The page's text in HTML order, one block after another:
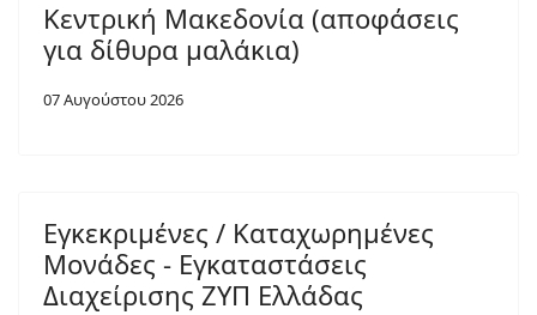
Κεντρική Μακεδονία (αποφάσεις
για δίθυρα μαλάκια)
07 Αυγούστου 2026
Εγκεκριμένες / Καταχωρημένες
Μονάδες - Εγκαταστάσεις
Διαχείρισης ΖΥΠ Ελλάδας